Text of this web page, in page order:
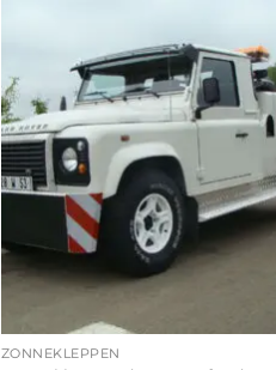
ZONNEKLEPPEN